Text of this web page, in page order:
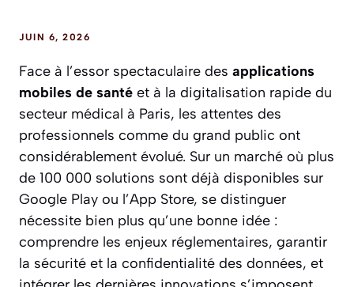
JUIN 6, 2026
Face à l’essor spectaculaire des applications
mobiles de santé et à la digitalisation rapide du
secteur médical à Paris, les attentes des
professionnels comme du grand public ont
considérablement évolué. Sur un marché où plus
de 100 000 solutions sont déjà disponibles sur
Google Play ou l’App Store, se distinguer
nécessite bien plus qu’une bonne idée :
comprendre les enjeux réglementaires, garantir
la sécurité et la confidentialité des données, et